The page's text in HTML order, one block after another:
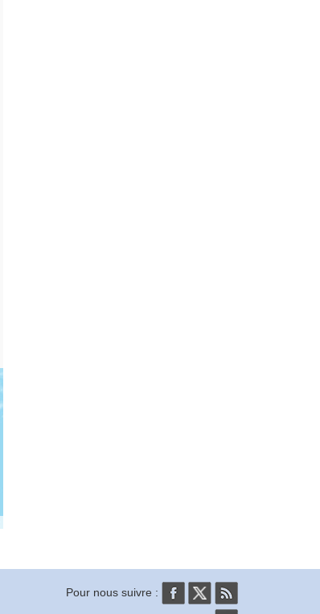
Pour nous suivre :